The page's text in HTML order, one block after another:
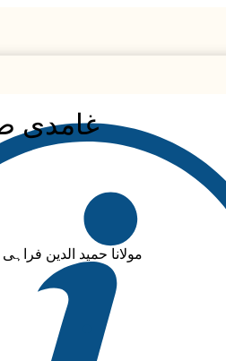
غامدی
مولانا حمید الدین